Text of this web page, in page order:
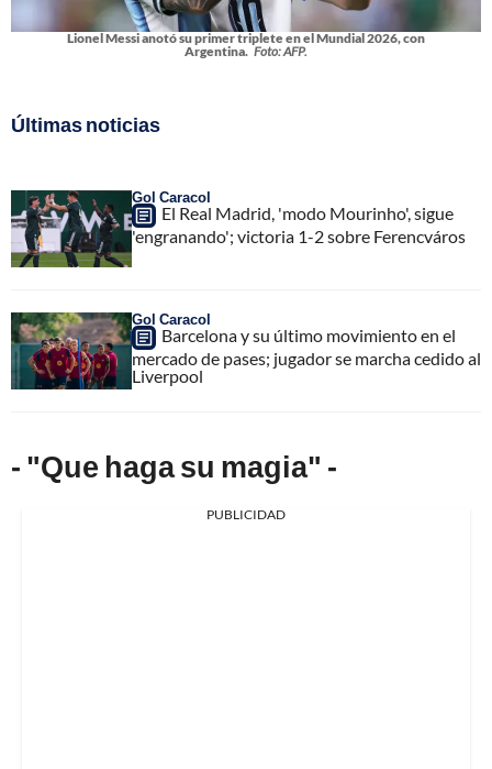
Lionel Messi anotó su primer triplete en el Mundial 2026, con
Argentina. Foto: AFP.
Últimas noticias
Gol Caracol
El Real Madrid, 'modo Mourinho', sigue
'engranando'; victoria 1-2 sobre Ferencváros
Gol Caracol
Barcelona y su último movimiento en el
mercado de pases; jugador se marcha cedido al
Liverpool
- "Que haga su magia" -
PUBLICIDAD